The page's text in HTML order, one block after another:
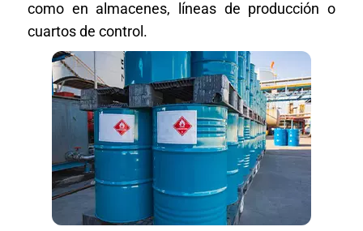
como en almacenes, líneas de producción o
cuartos de control.